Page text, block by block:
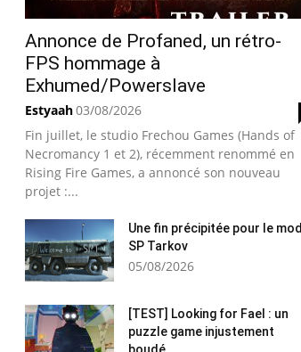
Annonce de Profaned, un rétro-
FPS hommage à
Exhumed/Powerslave
Estyaah03/08/2026
Fin juillet, le studio Frechou Games (Hands of
Necromancy 1 et 2), récemment renommé en
Rising Fire Games, a annoncé son nouveau
projet :...
Une fin précipitée pour le mod
SP Tarkov
05/08/2026
[TEST] Looking for Fael : un
puzzle game injustement